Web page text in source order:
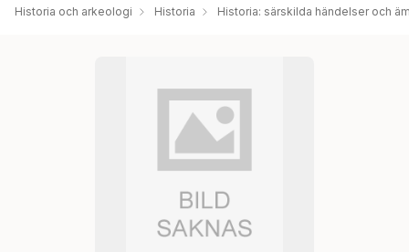
Historia och arkeologi Historia Historia: särskilda händelser och